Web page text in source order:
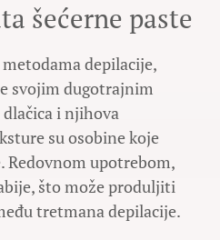
šećerne paste
depilacije,
svojim dugotrajnim
i njihova
su osobine koje
Redovnom upotrebom,
što može produljiti
tretmana depilacije.